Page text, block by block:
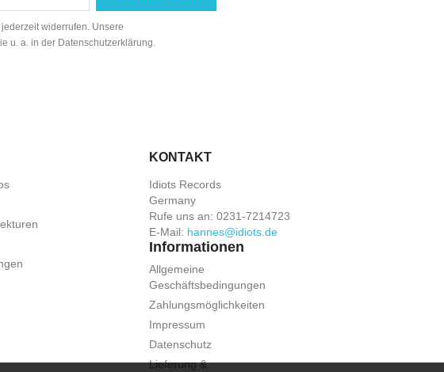
widerrufen. Unsere
u. a. in der Datenschutzerklärung.
KONTAKT
Idiots Records
Germany
Rufe uns an: 0231-7214723
E-Mail: hannes@idiots.de
Informationen
Allgemeine
Geschäftsbedingungen
Zahlungsmöglichkeiten
Impressum
Datenschutz
Lieferung &